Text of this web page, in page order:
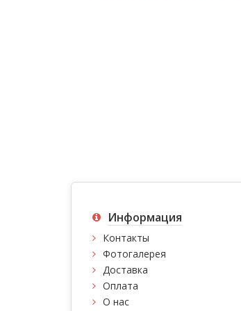
Информация
Контакты
Фотогалерея
Доставка
Оплата
О нас